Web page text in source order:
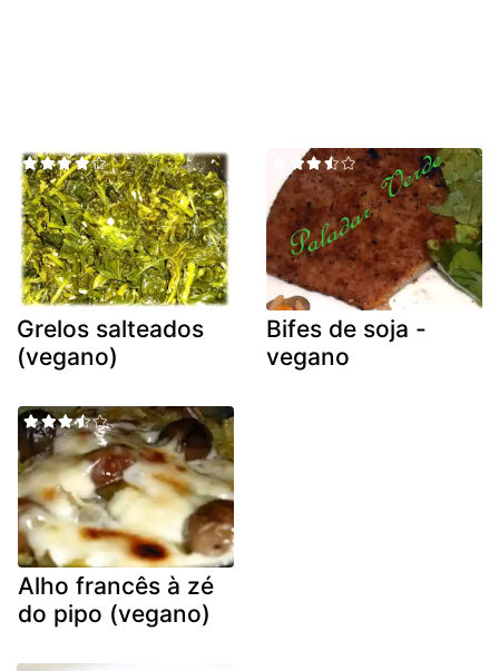
Grelos salteados
(vegano)
Bifes de soja -
vegano
Alho francês à zé
do pipo (vegano)